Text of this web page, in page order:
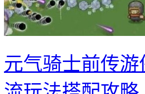
元气骑士前传